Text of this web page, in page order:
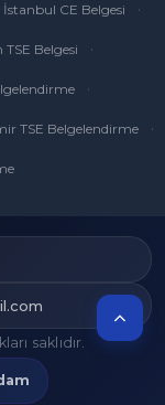
İstanbul CE Belgesi
TSE Belgesi
TSE Belgelendirme
saklıdır.